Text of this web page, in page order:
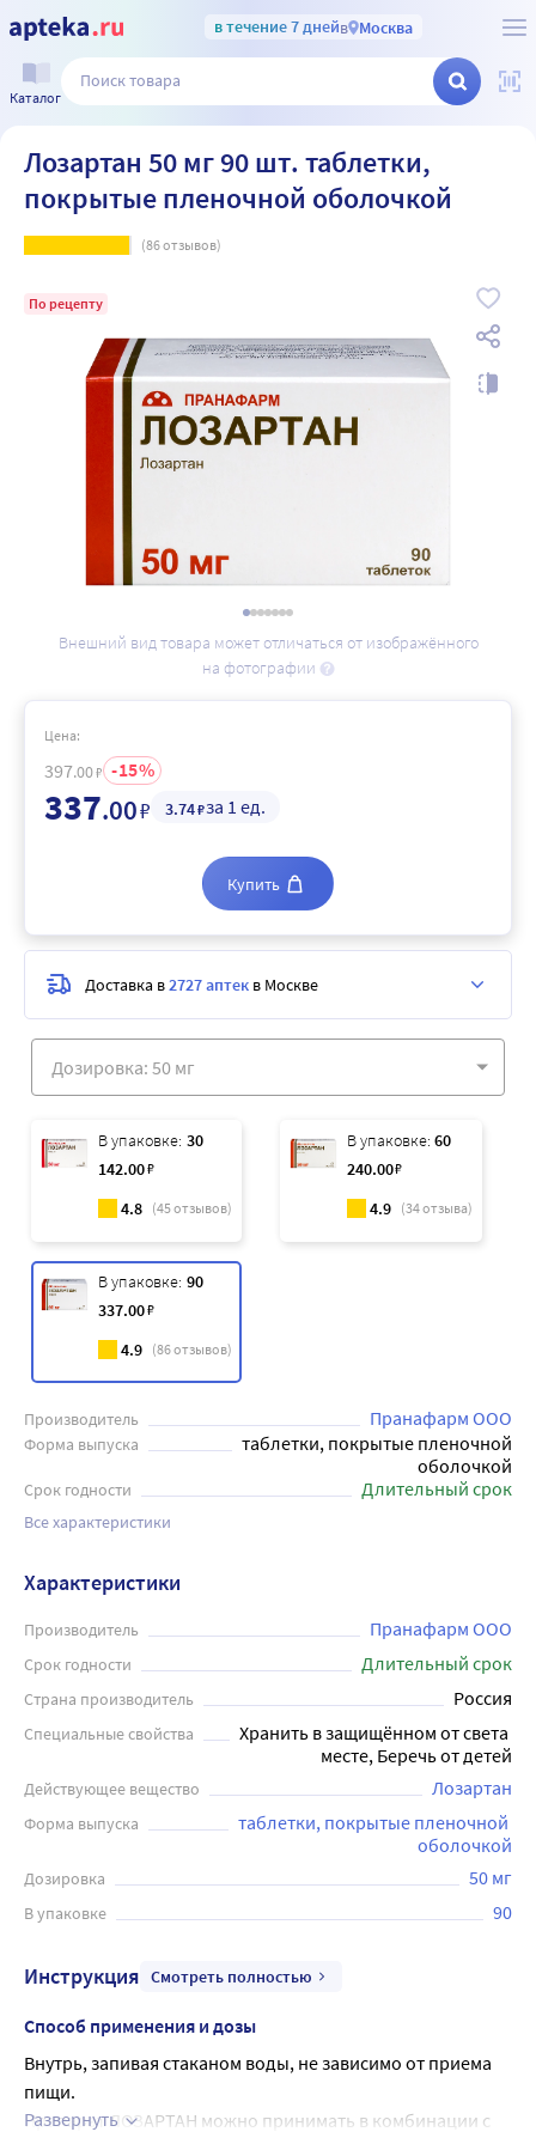
в течение 7 днейв Москва
Каталог
Лозартан 50 мг 90 шт. таблетки,
покрытые пленочной оболочкой
(86отзывов)
По рецепту
Внешний вид товара может отличаться от изображённого
на фотографии
В упаковке: 30
142.00₽
4.8 (45отзывов)
В упаковке: 60
240.00₽
4.9 (34отзыва)
В упаковке: 90
337.00₽
4.9 (86отзывов)
Производитель Пранафарм ООО
Форма выпуска
таблетки, покрытые пленочной
оболочкой
Срок годности Длительный срок
Все характеристики
Цена:
397.00₽ 15
337.00₽ 3.74₽за 1 ед.
Купить
Доставка в2727 аптек в Москве
Характеристики
Производитель Пранафарм ООО
Срок годности Длительный срок
Страна производитель Россия
Специальные свойства
Хранить в защищённом от света
месте, Беречь от детей
Действующее вещество Лозартан
Форма выпуска
таблетки, покрытые пленочной
оболочкой
Дозировка 50 мг
В упаковке 90
Инструкция Смотреть полностью
Способ применения и дозы
Внутрь, запивая стаканом воды, не зависимо от приема
пищи.
Препарат ЛОЗАРТАН можно принимать в комбинации с
Развернуть